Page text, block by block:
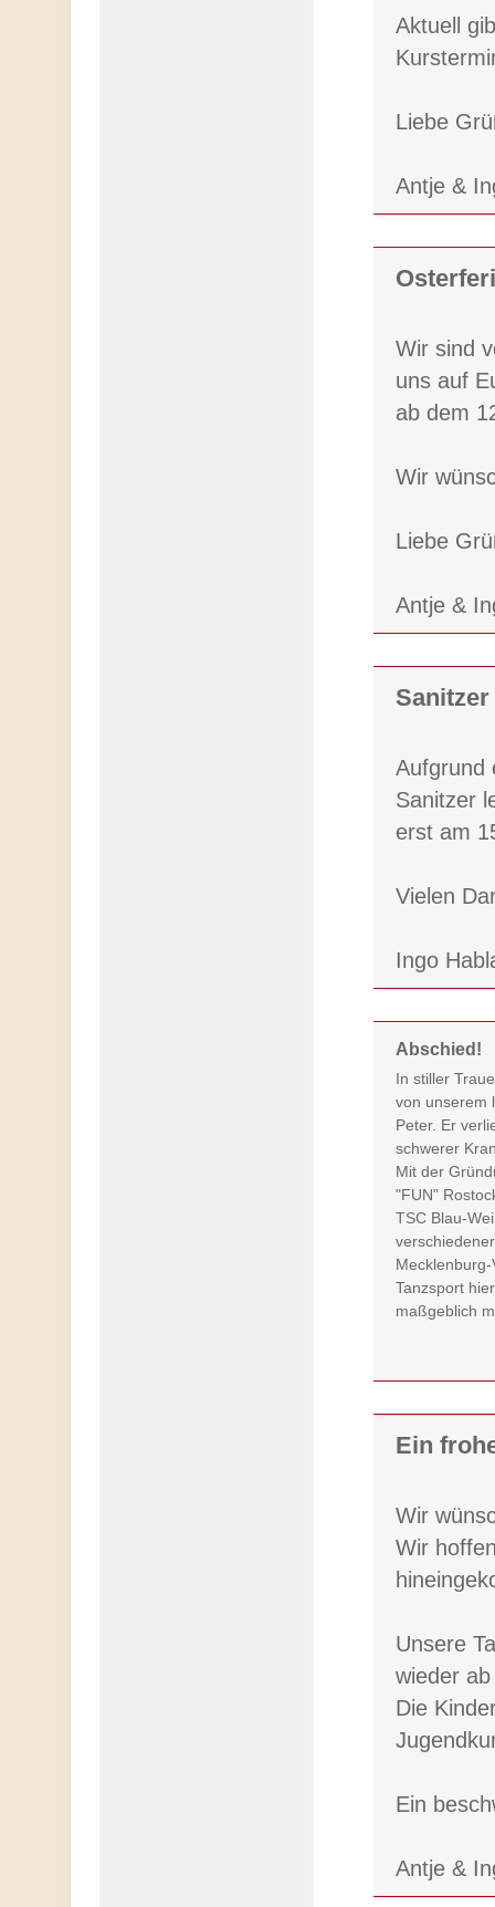
Aktuell
Liebe
Antje &
Wir sind
uns auf
ab dem
Wir
Liebe
Antje &
Aufgrund
Sanitzer
erst am
Vielen
Ingo
Abschied!
In stiller
von unserem
Peter. Er
schwerer
Mit der
"FUN"
TSC Blau-
Tanzsport
maßgeblich
Ein
Wir
Wir
Unsere
wieder
Die
Ein
Antje &